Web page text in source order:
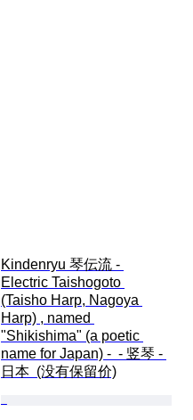
Kindenryu 琴伝流 -
Electric Taishogoto
(Taisho Harp, Nagoya
Harp) , named
"Shikishima" (a poetic
name for Japan) -  - 竖琴 -
日本  (没有保留价)